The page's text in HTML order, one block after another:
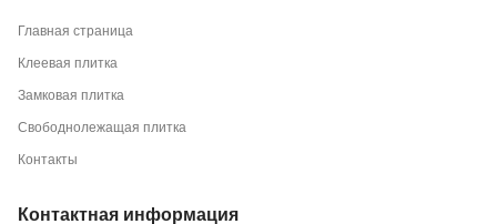
Главная страница
Клеевая плитка
Замковая плитка
Свободнолежащая плитка
Контакты
Контактная информация